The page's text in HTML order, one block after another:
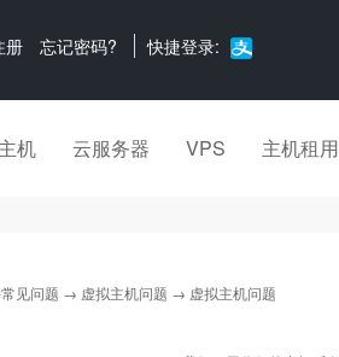
册 忘记密码? 快捷登录:
机 云服务器 VPS 主机租用
见问题 → 虚拟主机问题 → 虚拟主机问题